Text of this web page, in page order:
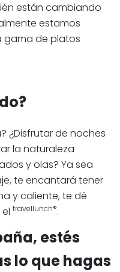
están cambiando
estamos
gama de platos
¿Disfrutar de noches
la naturaleza
y olas? Ya sea
te encantará tener
y caliente, te dé
travellunch®.
estés
lo que hagas